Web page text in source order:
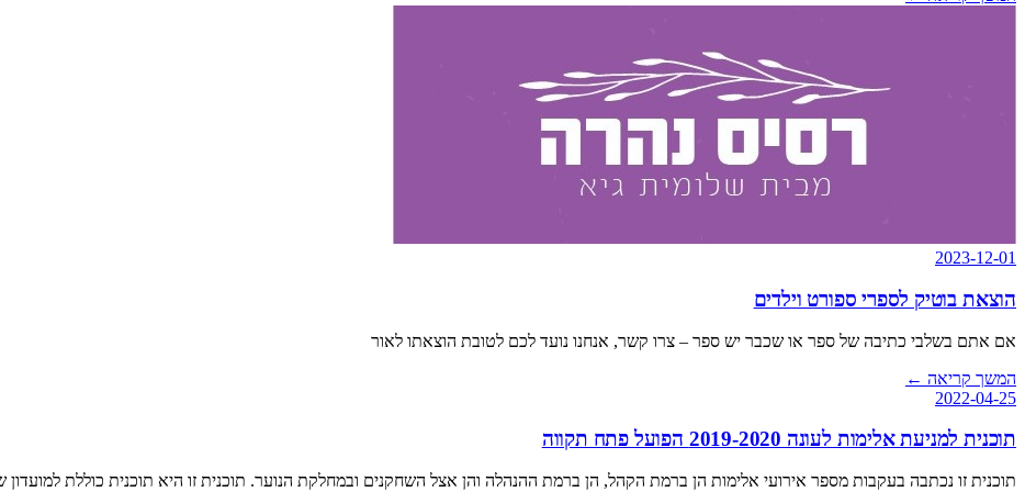
2023-12-01
הוצאת בוטיק לספרי ספורט וילדים
אם אתם בשלבי כתיבה של ספר או שכבר יש ספר – צרו קשר, אנחנו נועד לכם לטובת הוצאתו לאור
המשך קריאה ←
2022-04-25
תוכנית למניעת אלימות לעונה 2019-2020 הפועל פתח תקווה
תוכנית זו נכתבה בעקבות מספר אירועי אלימות הן ברמת הקהל, הן ברמת ההנהלה והן אצל השחקנים ובמחלקת הנוער. תוכנית זו היא תוכנית כוללת